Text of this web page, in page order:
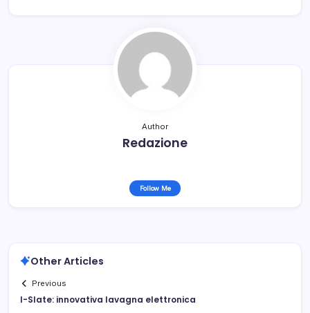
Author
Redazione
Follow Me
Other Articles
Previous
I-Slate: innovativa lavagna elettronica